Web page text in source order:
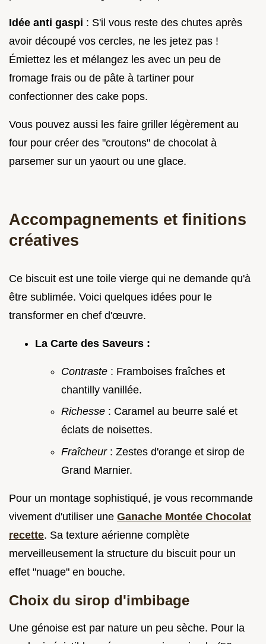
Idée anti gaspi : S'il vous reste des chutes après
avoir découpé vos cercles, ne les jetez pas !
Émiettez les et mélangez les avec un peu de
fromage frais ou de pâte à tartiner pour
confectionner des cake pops.
Vous pouvez aussi les faire griller légèrement au
four pour créer des "croutons" de chocolat à
parsemer sur un yaourt ou une glace.
Accompagnements et finitions
créatives
Ce biscuit est une toile vierge qui ne demande qu'à
être sublimée. Voici quelques idées pour le
transformer en chef d'œuvre.
La Carte des Saveurs :
Contraste : Framboises fraîches et
chantilly vanillée.
Richesse : Caramel au beurre salé et
éclats de noisettes.
Fraîcheur: Zestes d'orange et sirop de
Grand Marnier.
Pour un montage sophistiqué, je vous recommande
vivement d'utiliser une Ganache Montée Chocolat
recette. Sa texture aérienne complète
merveilleusement la structure du biscuit pour un
effet "nuage" en bouche.
Choix du sirop d'imbibage
Une génoise est par nature un peu sèche. Pour la